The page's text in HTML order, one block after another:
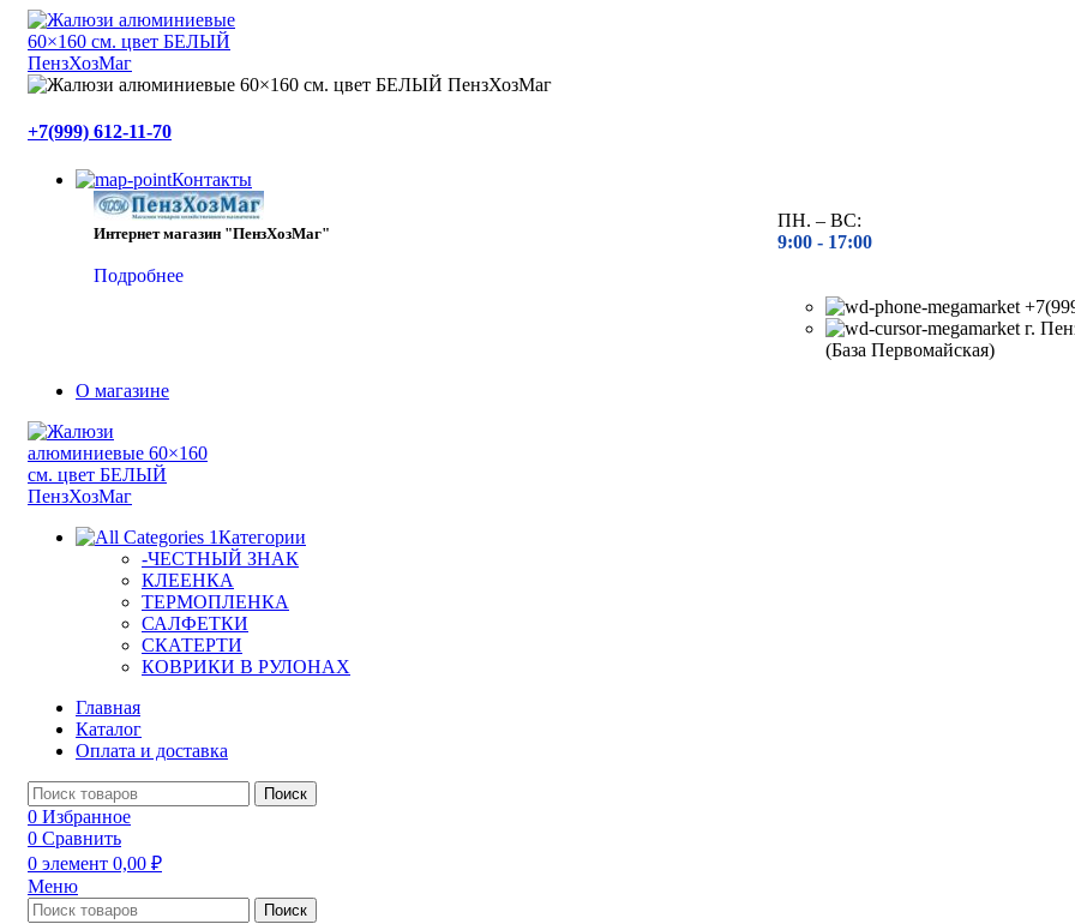
+7(999) 612-11-70
Контакты
Интернет магазин "ПензХозМаг"
Подробнее
ПН. – ВС:
9:00 - 17:00
г.
(База Первомайская)
О магазине
Категории
-ЧЕСТНЫЙ ЗНАК
КЛЕЕНКА
ТЕРМОПЛЕНКА
САЛФЕТКИ
СКАТЕРТИ
КОВРИКИ В РУЛОНАХ
Главная
Каталог
Оплата и доставка
Поиск
0 Избранное
0 Сравнить
0 элемент 0,00 ₽
Меню
Поиск